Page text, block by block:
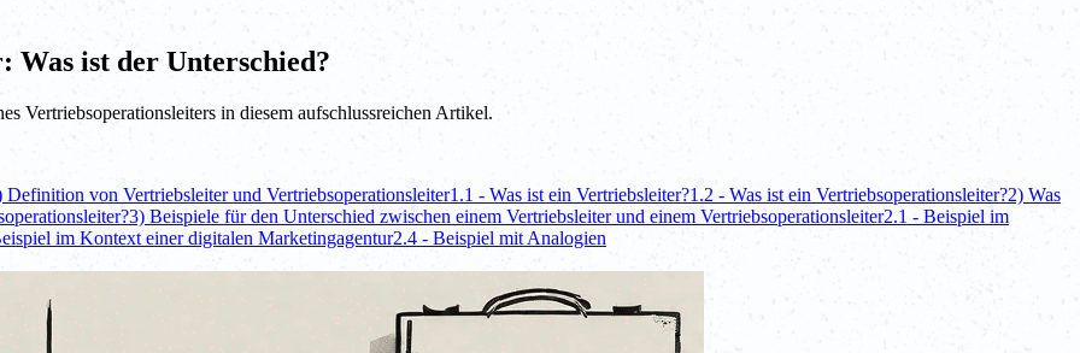
ist der Unterschied?
Vertriebsoperationsleiters in diesem aufschlussreichen Artikel.
Definition von Vertriebsleiter und Vertriebsoperationsleiter1.1 - Was ist ein Vertriebsleiter?1.2 - Was ist ein Vertriebsoperationsleiter?2) Was
3) Beispiele für den Unterschied zwischen einem Vertriebsleiter und einem Vertriebsoperationsleiter2.1 - Beispiel im
im Kontext einer digitalen Marketingagentur2.4 - Beispiel mit Analogien